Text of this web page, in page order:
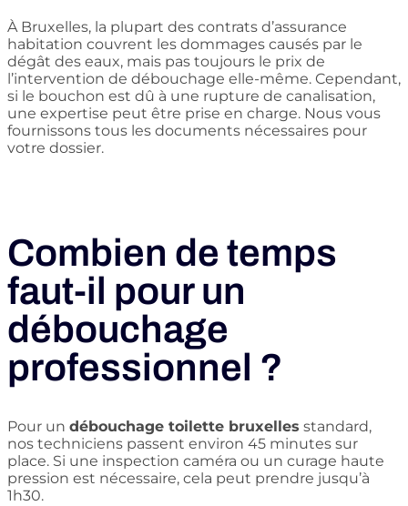
À Bruxelles, la plupart des contrats d’assurance
habitation couvrent les dommages causés par le
dégât des eaux, mais pas toujours le prix de
l’intervention de débouchage elle-même. Cependant,
si le bouchon est dû à une rupture de canalisation,
une expertise peut être prise en charge. Nous vous
fournissons tous les documents nécessaires pour
votre dossier.
Combien de temps
faut-il pour un
débouchage
professionnel ?
Pour un débouchage toilette bruxelles standard,
nos techniciens passent environ 45 minutes sur
place. Si une inspection caméra ou un curage haute
pression est nécessaire, cela peut prendre jusqu’à
1h30.